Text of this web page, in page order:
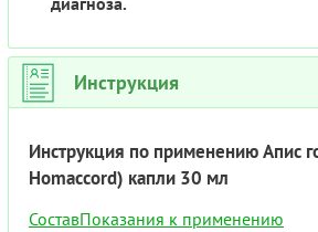
Инструкция
Инструкция по применению Апис
Homaccord) капли 30 мл
СоставПоказания к применению